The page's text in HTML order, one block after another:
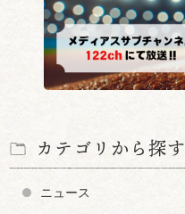
カテゴリから探す
ニュース